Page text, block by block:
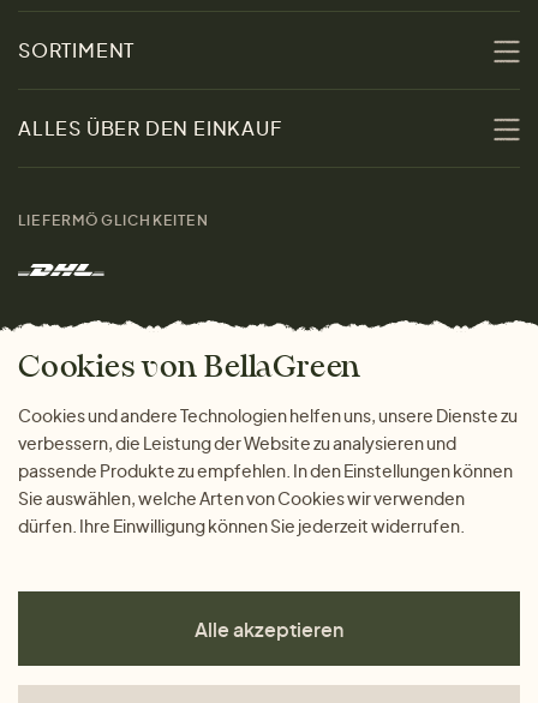
Über uns
Nachhaltigkeit
Kontakt
Marken
Das freundliche Magazin
SORTIMENT
Sale
Damen
Herren
Geschenke
ALLES ÜBER DEN EINKAUF
Warum bei uns einkaufen
LIEFERMÖGLICHKEITEN
ZAHLUNGSMÖGLICHKEITEN
Cookies von BellaGreen
Cookies und andere Technologien helfen uns, unsere Dienste zu
verbessern, die Leistung der Website zu analysieren und
passende Produkte zu empfehlen. In den Einstellungen können
Sie auswählen, welche Arten von Cookies wir verwenden
dürfen. Ihre Einwilligung können Sie jederzeit widerrufen.
Alle akzeptieren